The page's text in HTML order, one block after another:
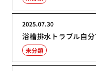
浴槽排水トラブル自
2025.07.30
未分類